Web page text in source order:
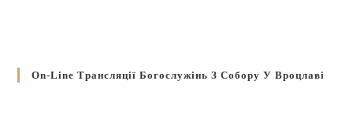
On-Line Трансляції Богослужінь З Собору У Вроцлаві